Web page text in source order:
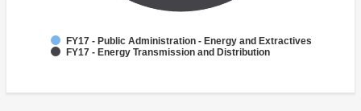
FY17 - Public Administration - Energy and Extractives
FY17 - Energy Transmission and Distribution